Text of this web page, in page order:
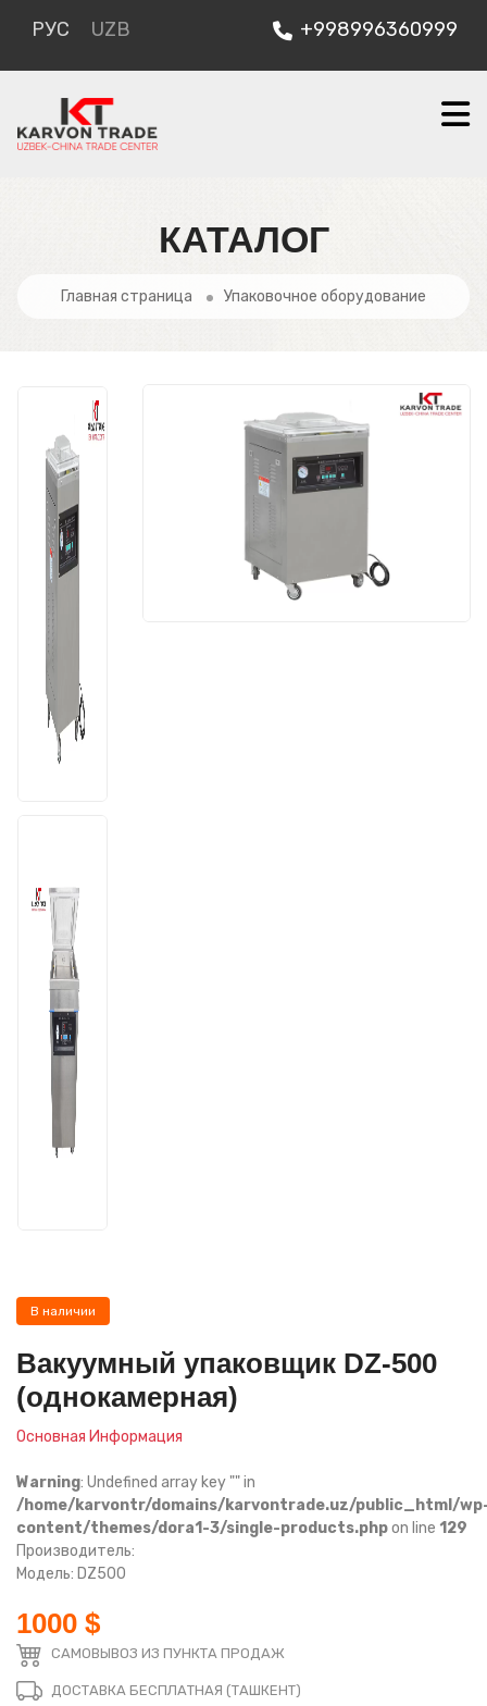
РУС UZB +998996360999
КАТАЛОГ
Главная страница Упаковочное оборудование
В наличии
Вакуумный упаковщик DZ-500
(однокамерная)
Основная Информация
Warning: Undefined array key "" in
/home/karvontr/domains/karvontrade.uz/public_html/
content/themes/dora1-3/single-products.phpon line 129
Производитель:
Модель: DZ500
1000 $
САМОВЫВОЗ ИЗ ПУНКТА ПРОДАЖ
ДОСТАВКА БЕСПЛАТНАЯ (ТАШКЕНТ)